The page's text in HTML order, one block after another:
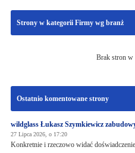
Strony w kategorii Firmy wg branż
Brak stron w
Ostatnio komentowane strony
wildglass Łukasz Szymkiewicz
27 Lipca 2026, o 17:20
Konkretnie i rzeczowo widać